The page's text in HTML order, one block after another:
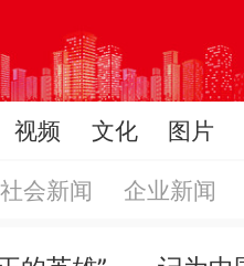
视频 文化 图片
社会新闻 企业新闻